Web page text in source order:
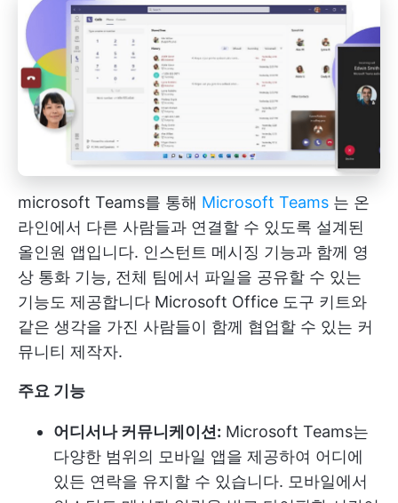
microsoft Teams를 통해 Microsoft Teams 는 온
라인에서 다른 사람들과 연결할 수 있도록 설계된
올인원 앱입니다. 인스턴트 메시징 기능과 함께 영
상 통화 기능, 전체 팀에서 파일을 공유할 수 있는
기능도 제공합니다 Microsoft Office 도구 키트와
같은 생각을 가진 사람들이 함께 협업할 수 있는 커
뮤니티 제작자.
주요 기능
어디서나 커뮤니케이션: Microsoft Teams는
다양한 범위의 모바일 앱을 제공하여 어디에
있든 연락을 유지할 수 있습니다. 모바일에서